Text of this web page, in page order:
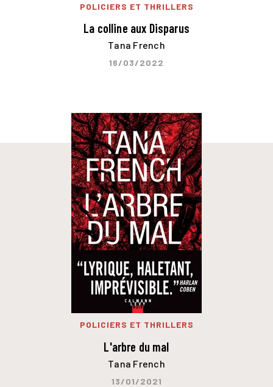
POLICIERS ET THRILLERS
La colline aux Disparus
Tana French
16/03/2022
POLICIERS ET THRILLERS
L'arbre du mal
Tana French
13/01/2021